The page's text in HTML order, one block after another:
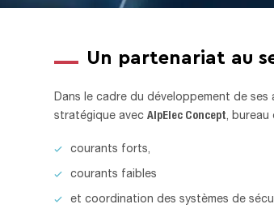
Un partenariat au
Dans le cadre du développement de
stratégique avecAlpElec Concept ,
courants forts,
courants faibles
et coordination des systèmes de